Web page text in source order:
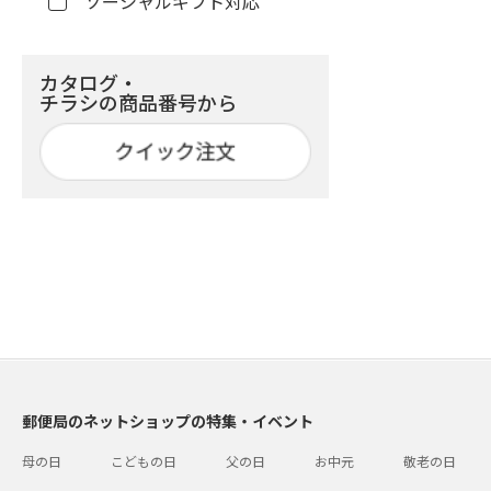
カタログ・
チラシの商品番号から
郵便局のネットショップの特集・イベント
母の日 こどもの日 父の日 お中元 敬老の日